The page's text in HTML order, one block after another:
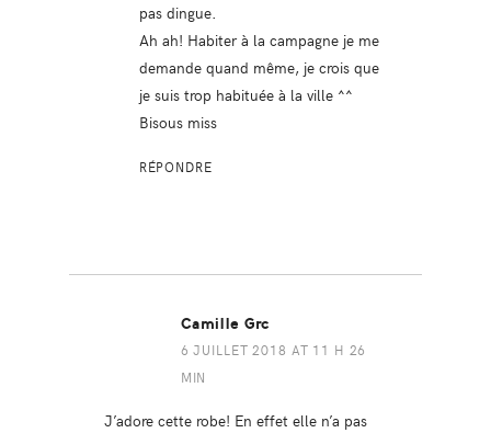
pas dingue.
Ah ah! Habiter à la campagne je me
demande quand même, je crois que
je suis trop habituée à la ville ^^
Bisous miss
RÉPONDRE
Camille Grc
6 JUILLET 2018 AT 11 H 26
MIN
J’adore cette robe! En effet elle n’a pas